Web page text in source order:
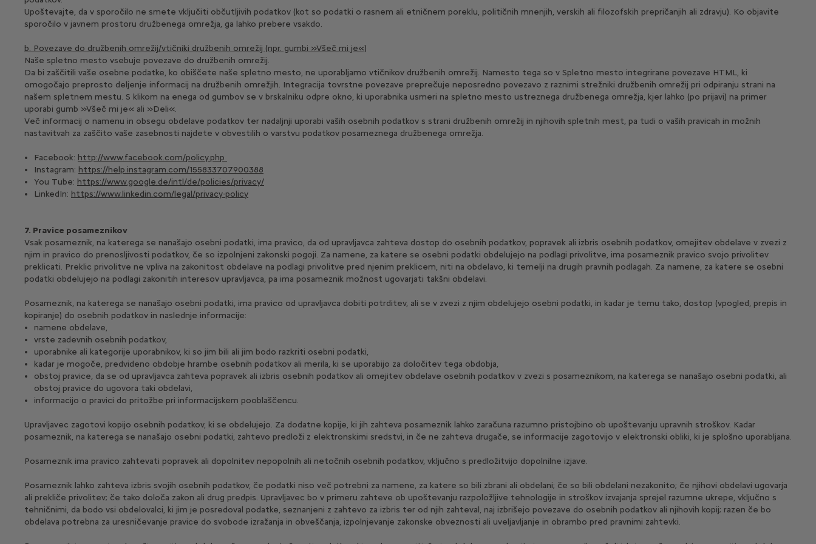
Upoštevajte, da v sporočilo ne smete vključiti občutljivih podatkov (kot so podatki o rasnem ali etničnem poreklu, političnih mnenjih, verskih ali filozofskih prepričanjih ali zdravju). Ko objavite
sporočilo v javnem prostoru družbenega omrežja, ga lahko prebere vsakdo.
b. Povezave do družbenih omrežij/vtičniki družbenih omrežij (npr. gumbi »Všeč mi je«)
Naše spletno mesto vsebuje povezave do družbenih omrežij.
Da bi zaščitili vaše osebne podatke, ko obiščete naše spletno mesto, ne uporabljamo vtičnikov družbenih omrežij. Namesto tega so v Spletno mesto integrirane povezave HTML, ki
omogočajo preprosto deljenje informacij na družbenih omrežjih. Integracija tovrstne povezave preprečuje neposredno povezavo z raznimi strežniki družbenih omrežij pri odpiranju strani na
našem spletnem mestu. S klikom na enega od gumbov se v brskalniku odpre okno, ki uporabnika usmeri na spletno mesto ustreznega družbenega omrežja, kjer lahko (po prijavi) na primer
uporabi gumb »Všeč mi je« ali »Deli«.
Več informacij o namenu in obsegu obdelave podatkov ter nadaljnji uporabi vaših osebnih podatkov s strani družbenih omrežij in njihovih spletnih mest, pa tudi o vaših pravicah in možnih
nastavitvah za zaščito vaše zasebnosti najdete v obvestilih o varstvu podatkov posameznega družbenega omrežja.
Facebook: http://www.facebook.com/policy.php
Instagram: https://help.instagram.com/155833707900388
You Tube: https://www.google.de/intl/de/policies/privacy/
LinkedIn: https://www.linkedin.com/legal/privacy-policy
7. Pravice posameznikov
Vsak posameznik, na katerega se nanašajo osebni podatki, ima pravico, da od upravljavca zahteva dostop do osebnih podatkov, popravek ali izbris osebnih podatkov, omejitev obdelave v zvezi z
njim in pravico do prenosljivosti podatkov, če so izpolnjeni zakonski pogoji. Za namene, za katere se osebni podatki obdelujejo na podlagi privolitve, ima posameznik pravico svojo privolitev
preklicati. Preklic privolitve ne vpliva na zakonitost obdelave na podlagi privolitve pred njenim preklicem, niti na obdelavo, ki temelji na drugih pravnih podlagah. Za namene, za katere se osebni
podatki obdelujejo na podlagi zakonitih interesov upravljavca, pa ima posameznik možnost ugovarjati takšni obdelavi.
Posameznik, na katerega se nanašajo osebni podatki, ima pravico od upravljavca dobiti potrditev, ali se v zvezi z njim obdelujejo osebni podatki, in kadar je temu tako, dostop (vpogled, prepis in
kopiranje) do osebnih podatkov in naslednje informacije:
namene obdelave,
vrste zadevnih osebnih podatkov,
uporabnike ali kategorije uporabnikov, ki so jim bili ali jim bodo razkriti osebni podatki,
kadar je mogoče, predvideno obdobje hrambe osebnih podatkov ali merila, ki se uporabijo za določitev tega obdobja,
obstoj pravice, da se od upravljavca zahteva popravek ali izbris osebnih podatkov ali omejitev obdelave osebnih podatkov v zvezi s posameznikom, na katerega se nanašajo osebni podatki, ali
obstoj pravice do ugovora taki obdelavi,
informacijo o pravici do pritožbe pri informacijskem pooblaščencu.
Upravljavec zagotovi kopijo osebnih podatkov, ki se obdelujejo. Za dodatne kopije, ki jih zahteva posameznik lahko zaračuna razumno pristojbino ob upoštevanju upravnih stroškov. Kadar
posameznik, na katerega se nanašajo osebni podatki, zahtevo predloži z elektronskimi sredstvi, in če ne zahteva drugače, se informacije zagotovijo v elektronski obliki, ki je splošno uporabljana.
Posameznik ima pravico zahtevati popravek ali dopolnitev nepopolnih ali netočnih osebnih podatkov, vključno s predložitvijo dopolnilne izjave.
Posameznik lahko zahteva izbris svojih osebnih podatkov, če podatki niso več potrebni za namene, za katere so bili zbrani ali obdelani; če so bili obdelani nezakonito; če njihovi obdelavi ugovarja
ali prekliče privolitev; če tako določa zakon ali drug predpis. Upravljavec bo v primeru zahteve ob upoštevanju razpoložljive tehnologije in stroškov izvajanja sprejel razumne ukrepe, vključno s
tehničnimi, da bodo vsi obdelovalci, ki jim je posredoval podatke, seznanjeni z zahtevo za izbris ter od njih zahteval, naj izbrišejo povezave do osebnih podatkov ali njihovih kopij; razen če bo
obdelava potrebna za uresničevanje pravice do svobode izražanja in obveščanja, izpolnjevanje zakonske obveznosti ali uveljavljanje in obrambo pred pravnimi zahtevki.